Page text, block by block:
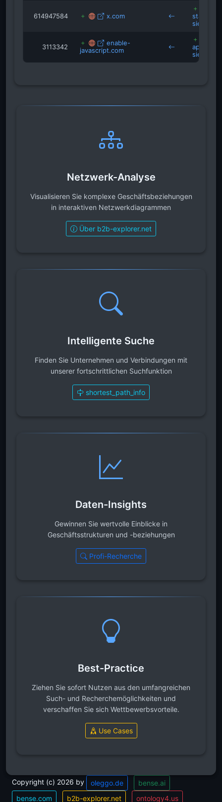
614947584 x.com
3113342
enable-
javascript.com
Netzwerk-Analyse
Visualisieren Sie komplexe Geschäftsbeziehungen
in interaktiven Netzwerkdiagrammen
Über b2b-explorer.net
Intelligente Suche
Finden Sie Unternehmen und Verbindungen mit
unserer fortschrittlichen Suchfunktion
shortest_path_info
Daten-Insights
Gewinnen Sie wertvolle Einblicke in
Geschäftsstrukturen und -beziehungen
Profi-Recherche
Best-Practice
Ziehen Sie sofort Nutzen aus den umfangreichen
Such- und Recherchemöglichkeiten und
verschaffen Sie sich Wettbewerbsvorteile.
Use Cases
Copyright (c) 2026 by oleggo.de
bense.ai
bense.com
b2b-explorer.net ontology4.us